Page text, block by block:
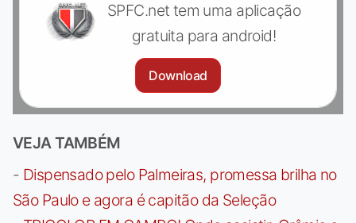
SPFC.net tem uma aplicação
gratuita para android!
Download
VEJA TAMBÉM
- Dispensado pelo Palmeiras, promessa brilha no
São Paulo e agora é capitão da Seleção